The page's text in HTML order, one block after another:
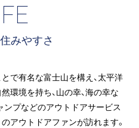
みやすさ
で有名な富士山を構え、太平洋
環境を持ち、山の幸、海の幸な
ンプなどのアウトドアサービス
アウトドアファンが訪れます。